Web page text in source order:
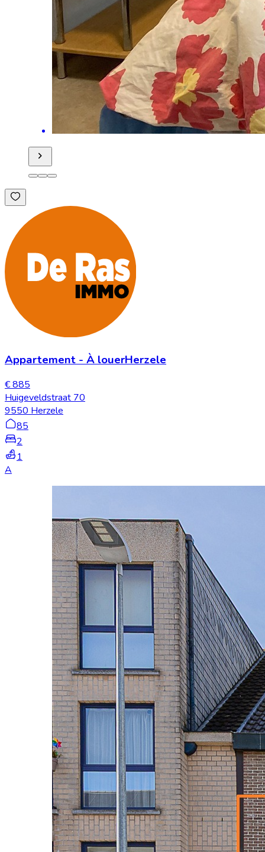
Appartement - À louerHerzele
€ 885
Huigeveldstraat 70
9550 Herzele
85
2
1
A